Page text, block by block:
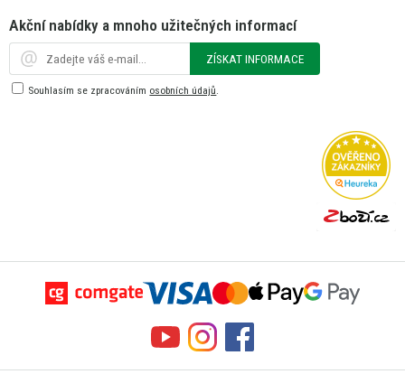
Akční nabídky a mnoho užitečných informací
ZÍSKAT INFORMACE
Souhlasím se zpracováním osobních údajů